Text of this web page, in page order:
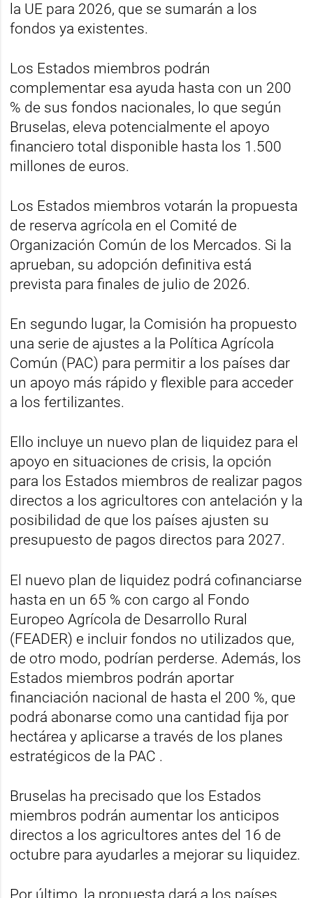
la UE para 2026, que se sumarán a los
fondos ya existentes.
Los Estados miembros podrán
complementar esa ayuda hasta con un 200
% de sus fondos nacionales, lo que según
Bruselas, eleva potencialmente el apoyo
financiero total disponible hasta los 1.500
millones de euros.
Los Estados miembros votarán la propuesta
de reserva agrícola en el Comité de
Organización Común de los Mercados. Si la
aprueban, su adopción definitiva está
prevista para finales de julio de 2026.
En segundo lugar, la Comisión ha propuesto
una serie de ajustes a la Política Agrícola
Común (PAC) para permitir a los países dar
un apoyo más rápido y flexible para acceder
a los fertilizantes.
Ello incluye un nuevo plan de liquidez para el
apoyo en situaciones de crisis, la opción
para los Estados miembros de realizar pagos
directos a los agricultores con antelación y la
posibilidad de que los países ajusten su
presupuesto de pagos directos para 2027.
El nuevo plan de liquidez podrá cofinanciarse
hasta en un 65 % con cargo al Fondo
Europeo Agrícola de Desarrollo Rural
(FEADER) e incluir fondos no utilizados que,
de otro modo, podrían perderse. Además, los
Estados miembros podrán aportar
financiación nacional de hasta el 200 %, que
podrá abonarse como una cantidad fija por
hectárea y aplicarse a través de los planes
estratégicos de la PAC .
Bruselas ha precisado que los Estados
miembros podrán aumentar los anticipos
directos a los agricultores antes del 16 de
octubre para ayudarles a mejorar su liquidez.
Por último, la propuesta dará a los países